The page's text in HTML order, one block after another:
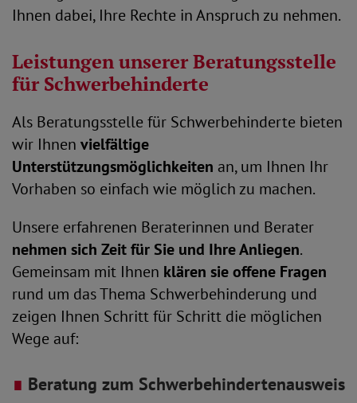
Ihnen dabei, Ihre Rechte in Anspruch zu nehmen.
Leistungen unserer Beratungsstelle
für Schwerbehinderte
Als Beratungsstelle für Schwerbehinderte bieten
wir Ihnen vielfältige
Unterstützungsmöglichkeiten an, um Ihnen Ihr
Vorhaben so einfach wie möglich zu machen.
Unsere erfahrenen Beraterinnen und Berater
nehmen sich Zeit für Sie und Ihre Anliegen.
Gemeinsam mit Ihnen klären sie offene Fragen
rund um das Thema Schwerbehinderung und
zeigen Ihnen Schritt für Schritt die möglichen
Wege auf:
∎ Beratung zum Schwerbehindertenausweis